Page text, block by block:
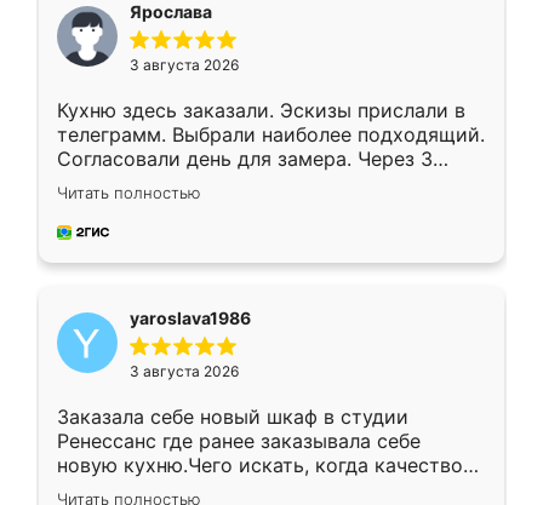
Ярослава
3 августа 2026
Кухню здесь заказали. Эскизы прислали в
телеграмм. Выбрали наиболее подходящий.
Согласовали день для замера. Через 3
недели кухня была уже готова. Остались
довольны работой. Спасибо Ренессанс
мебель за качественную работу!
Читать полностью
yaroslava1986
3 августа 2026
Заказала себе новый шкаф в студии
Ренессанс где ранее заказывала себе
новую кухню.Чего искать, когда качеством
вполне довольна. Служит кухня уже почти
Читать полностью